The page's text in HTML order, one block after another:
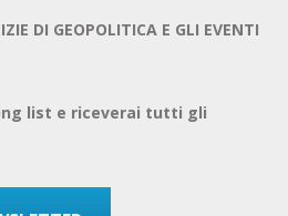
DI GEOPOLITICA E GLI EVENTI
list e riceverai tutti gli